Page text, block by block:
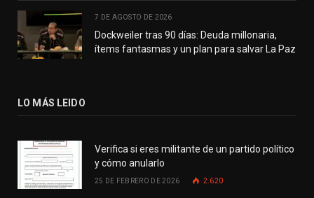
7 DE AGOSTO DE 2026
Dockweiler tras 90 días: Deuda millonaria,
ítems fantasmas y un plan para salvar La Paz
LO MÁS LEIDO
Verifica si eres militante de un partido político
y cómo anularlo
25 DE FEBRERO DE 2026 2.620